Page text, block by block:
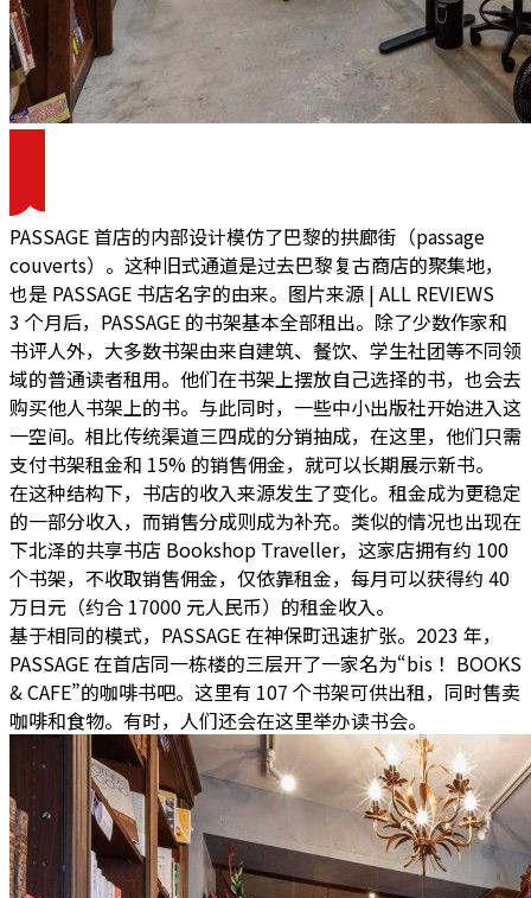
PASSAGE 首店的内部设计模仿了巴黎的拱廊街（passage
couverts）。这种旧式通道是过去巴黎复古商店的聚集地，
也是 PASSAGE 书店名字的由来。图片来源 | ALL REVIEWS
3 个月后，PASSAGE 的书架基本全部租出。除了少数作家和
书评人外，大多数书架由来自建筑、餐饮、学生社团等不同领
域的普通读者租用。他们在书架上摆放自己选择的书，也会去
购买他人书架上的书。与此同时，一些中小出版社开始进入这
一空间。 相比传统渠道三四成的分销抽成，在这里，他们只需
支付书架租金和 15% 的销售佣金，就可以长期展示新书。
在这种结构下，书店的收入来源发生了变化。 租金成为更稳定
的一部分收入，而销售分成则成为补充。 类似的情况也出现在
下北泽的共享书店 Bookshop Traveller，这家店拥有约 100
个书架，不收取销售佣金，仅依靠租金，每月可以获得约 40
万日元（约合 17000 元人民币）的租金收入。
基于相同的模式，PASSAGE 在神保町迅速扩张。2023 年，
PASSAGE 在首店同一栋楼的三层开了一家名为“bis！ BOOKS
& CAFE”的咖啡书吧。这里有 107 个书架可供出租，同时售卖
咖啡和食物。有时，人们还会在这里举办读书会。